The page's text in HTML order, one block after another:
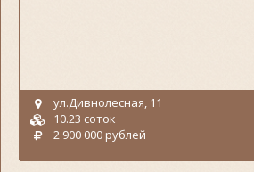
ул.Дивнолесная, 11
10.23 соток
2 900 000 рублей